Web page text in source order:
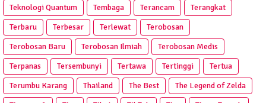
Teknologi Quantum
Tembaga Terancam
Terangkat
Terbaru
Terbesar Terlewat
Terobosan
Terobosan Baru
Terobosan Ilmiah
Terobosan Medis
Terpanas
Tersembunyi Tertawa Tertinggi
Tertua
Terumbu Karang
Thailand The Best
The Legend of Zelda